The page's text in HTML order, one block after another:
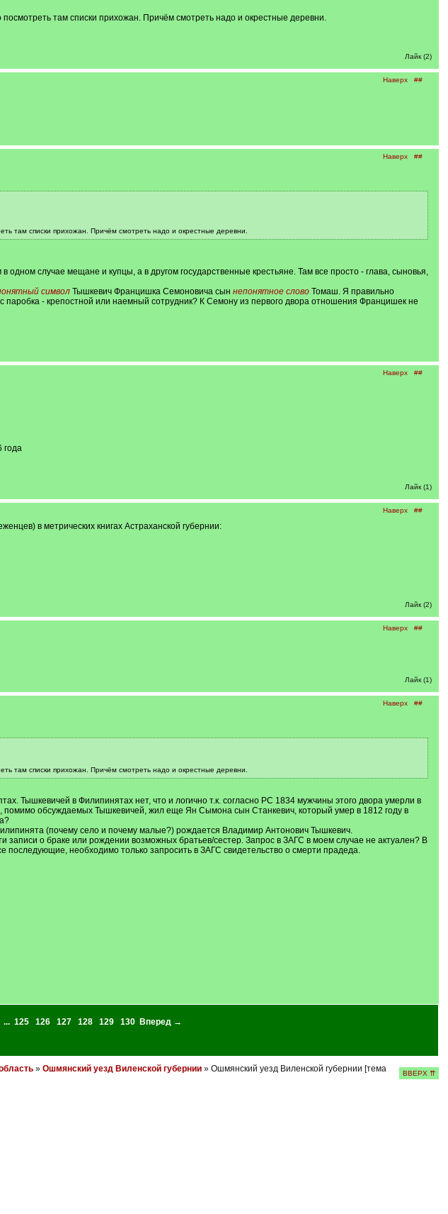
там списки прихожан. Причём смотреть надо и окрестные деревни.
Лайк (2)
Наверх ##
Наверх ##
там списки прихожан. Причём смотреть надо и окрестные деревни.
случае мещане и купцы, а в другом государственные крестьяне. Там все просто - глава, сыновья,
символТышкевич Францишка Семоновича сын непонятное словоТомаш. Я правильно
паробка - крепостной или наемный сотрудник? К Семону из первого двора отношения Францишек не
Наверх ##
года
Лайк (1)
Наверх ##
в метрических книгах Астраханской губернии:
Лайк (2)
Наверх ##
Лайк (1)
Наверх ##
там списки прихожан. Причём смотреть надо и окрестные деревни.
Тышкевичей в Филипинятах нет, что и логично т.к. согласно РС 1834 мужчины этого двора умерли в
помимо обсуждаемых Тышкевичей, жил еще Ян Сымона сын Станкевич, который умер в 1812 году в
(почему село и почему малые?) рождается Владимир Антонович Тышкевич.
о браке или рождении возможных братьев/сестер. Запрос в ЗАГС в моем случае не актуален? В
необходимо только запросить в ЗАГС свидетельство о смерти прадеда.
... 125 126 127 128 129 130
Вперед →
» Ошмянский уезд Виленской губернии» Ошмянский уезд Виленской губернии [тема
ВВЕРХ ⇈